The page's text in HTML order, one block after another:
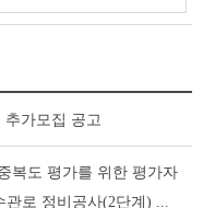
추가모집 공고
복도 평가를 위한 평가자
관로 정비공사(2단계) ...